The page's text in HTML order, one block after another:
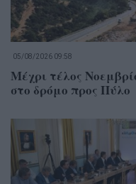
05/08/2026 09:58
Μέχρι τέλος
στο δρόμο προς Πύλο